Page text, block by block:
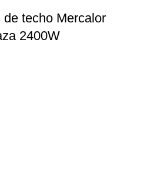
techo Mercalor
2400W